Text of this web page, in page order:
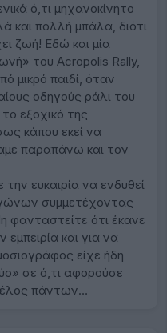
ό,τι μηχανοκίνητο
και πολλή μπάλα, διότι
ζωή! Εδώ και μία
του Acropolis Rally,
μικρό παιδί, όταν
οδηγούς ράλι του
εξοχικό της
κάπου εκεί να
παραπάνω και τον
την ευκαιρία να ενδυθεί
συμμετέχοντας
φανταστείτε ότι έκανε
και για να
είχε ήδη
σε ό,τι αφορούσε
πάντων…